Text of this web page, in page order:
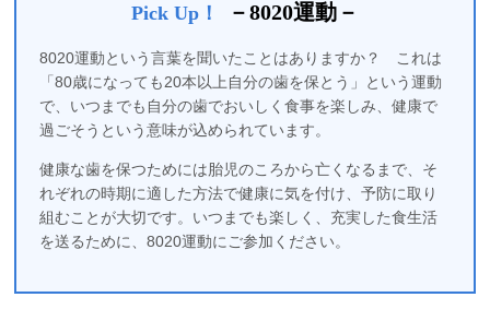
Pick Up！ －8020運動－
8020運動という言葉を聞いたことはありますか？ これは
「80歳になっても20本以上自分の歯を保とう」という運動
で、いつまでも自分の歯でおいしく食事を楽しみ、健康で
過ごそうという意味が込められています。
健康な歯を保つためには胎児のころから亡くなるまで、そ
れぞれの時期に適した方法で健康に気を付け、予防に取り
組むことが大切です。いつまでも楽しく、充実した食生活
を送るために、8020運動にご参加ください。